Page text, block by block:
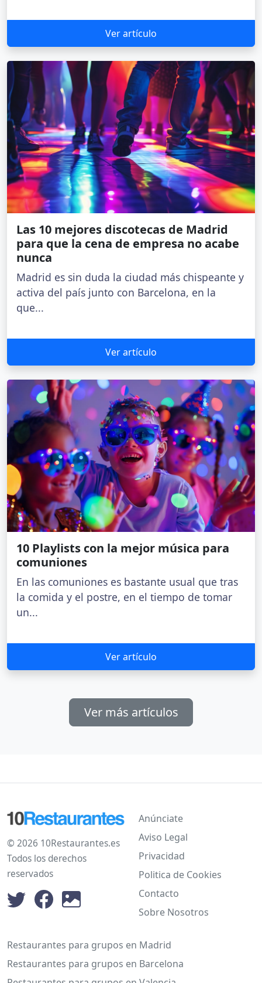
Ver artículo
Las 10 mejores discotecas de Madrid
para que la cena de empresa no acabe
nunca
Madrid es sin duda la ciudad más chispeante y
activa del país junto con Barcelona, en la
que...
Ver artículo
10 Playlists con la mejor música para
comuniones
En las comuniones es bastante usual que tras
la comida y el postre, en el tiempo de tomar
un...
Ver artículo
Ver más artículos
© 2026 10Restaurantes.es
Todos los derechos
reservados
Anúnciate
Aviso Legal
Privacidad
Politica de Cookies
Contacto
Sobre Nosotros
Restaurantes para grupos en Madrid
Restaurantes para grupos en Barcelona